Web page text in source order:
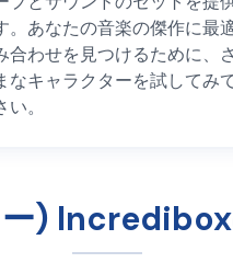
。あなたの音楽の傑作に最
合わせを見つけるために、
なキャラクターを試してみ
い。
) Incredibox